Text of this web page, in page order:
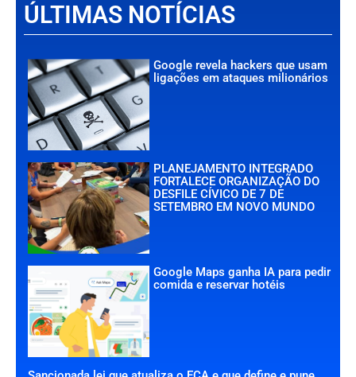
ÚLTIMAS NOTÍCIAS
Google revela hackers que usam
ligações em ataques milionários
PLANEJAMENTO INTEGRADO
FORTALECE ORGANIZAÇÃO DO
DESFILE CÍVICO DE 7 DE
SETEMBRO EM NOVO MUNDO
Google Maps ganha IA para pedir
comida e reservar hotéis